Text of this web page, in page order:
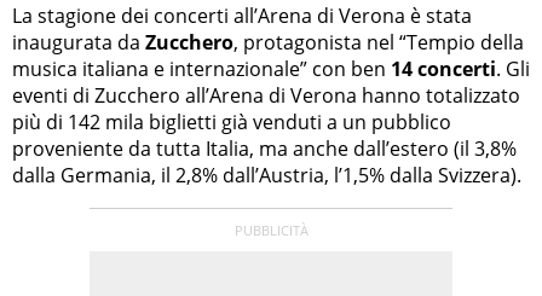
La stagione dei concerti all’Arena di Verona è stata
inaugurata da Zucchero, protagonista nel “Tempio della
musica italiana e internazionale” con ben 14 concerti. Gli
eventi di Zucchero all’Arena di Verona hanno totalizzato
più di 142 mila biglietti già venduti a un pubblico
proveniente da tutta Italia, ma anche dall’estero (il 3,8%
dalla Germania, il 2,8% dall’Austria, l’1,5% dalla Svizzera).